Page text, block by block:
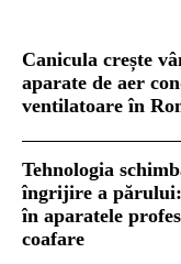
Canicula crește
aparate de aer
ventilatoare în
Tehnologia
îngrijire a
în aparatele
coafare